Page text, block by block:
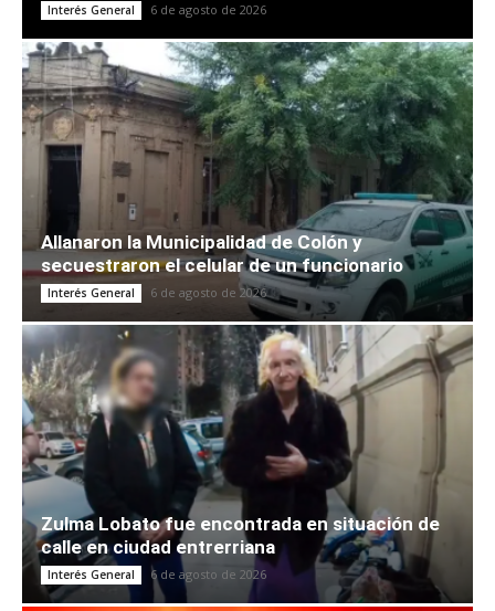
Interés General 6 de agosto de 2026
Allanaron la Municipalidad de Colón y
secuestraron el celular de un funcionario
Interés General 6 de agosto de 2026
Zulma Lobato fue encontrada en situación de
calle en ciudad entrerriana
Interés General 6 de agosto de 2026